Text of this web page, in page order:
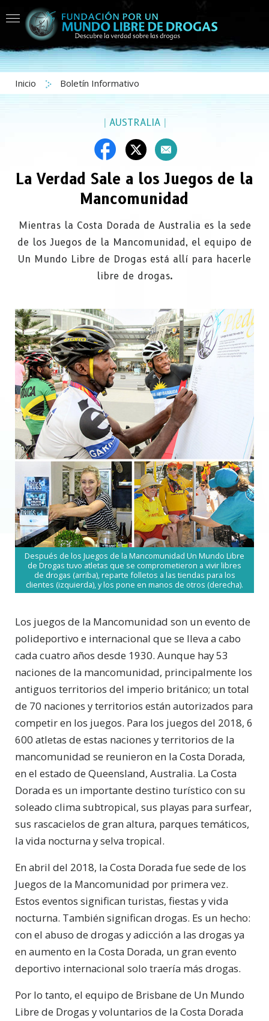
Inicio Boletín Informativo
|AUSTRALIA |
La Verdad Sale a los Juegos de la
Mancomunidad
Mientras la Costa Dorada de Australia es la sede
de los Juegos de la Mancomunidad, el equipo de
Un Mundo Libre de Drogas está allí para hacerle
libre de drogas.
Después de los Juegos de la Mancomunidad Un Mundo Libre
de Drogas tuvo atletas que se comprometieron a vivir libres
de drogas (arriba), reparte folletos a las tiendas para los
clientes (izquierda), y los pone en manos de otros (derecha).
Los juegos de la Mancomunidad son un evento de
polideportivo e internacional que se lleva a cabo
cada cuatro años desde 1930. Aunque hay 53
naciones de la mancomunidad, principalmente los
antiguos territorios del imperio británico; un total
de 70 naciones y territorios están autorizados para
competir en los juegos. Para los juegos del 2018, 6
600 atletas de estas naciones y territorios de la
mancomunidad se reunieron en la Costa Dorada,
en el estado de Queensland, Australia. La Costa
Dorada es un importante destino turístico con su
soleado clima subtropical, sus playas para surfear,
sus rascacielos de gran altura, parques temáticos,
la vida nocturna y selva tropical.
En abril del 2018, la Costa Dorada fue sede de los
Juegos de la Mancomunidad por primera vez.
Estos eventos significan turistas, fiestas y vida
nocturna. También significan drogas. Es un hecho:
con el abuso de drogas y adicción a las drogas ya
en aumento en la Costa Dorada, un gran evento
deportivo internacional solo traería más drogas.
Por lo tanto, el equipo de Brisbane de Un Mundo
Libre de Drogas y voluntarios de la Costa Dorada